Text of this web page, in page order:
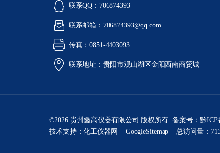
联系QQ：706874393
联系邮箱：706874393@qq.com
传真：0851-4403093
联系地址：贵阳市观山湖区金阳西南商贸城
©2026 贵州鑫高仪器有限公司 版权所有 备案号： 黔ICP
技术支持： 化工仪器网 GoogleSitemap 总访问量：